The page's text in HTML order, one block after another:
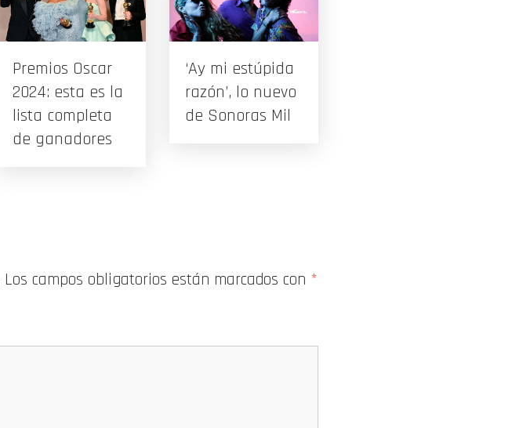
Premios Oscar
2024: esta es la
lista completa
de ganadores
‘Ay mi estúpida
razón’, lo nuevo
de Sonoras Mil
Los campos obligatorios están marcados con *